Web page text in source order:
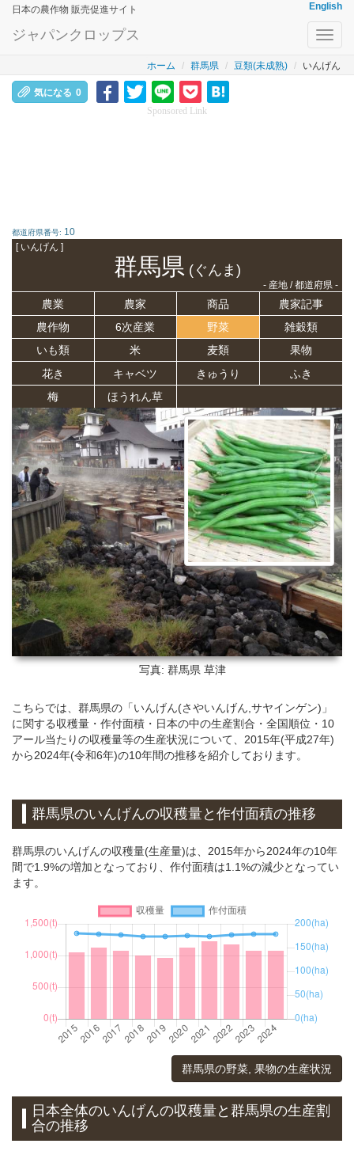
日本の農作物 販売促進サイト English
ジャパンクロップス
ホーム 群馬県 豆類(未成熟) いんげん
気になる 0
Sponsored Link
都道府県番号: 10
[ いんげん ]
群馬県(ぐんま)
- 産地 / 都道府県 -
農業 農家 商品
農家記事
農作物
6次産業 野菜
雑穀類
いも類
米 麦類
果物
花き
キャベツ きゅうり
ふき
梅
ほうれん草
写真: 群馬県 草津
こちらでは、群馬県の「いんげん(さやいんげん,サヤインゲン)」
に関する収穫量・作付面積・日本の中の生産割合・全国順位・10
アール当たりの収穫量等の生産状況について、2015年(平成27年)
から2024年(令和6年)の10年間の推移を紹介しております。
群馬県のいんげんの収穫量と作付面積の推移
群馬県のいんげんの収穫量(生産量)は、2015年から2024年の10年
間で1.9%の増加となっており、作付面積は1.1%の減少となってい
ます。
群馬県の野菜, 果物の生産状況
日本全体のいんげんの収穫量と群馬県の生産割
合の推移